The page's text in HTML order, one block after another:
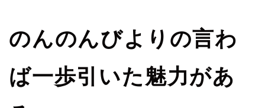
のんのんびよりの言わ
ば一歩引いた魅力があ